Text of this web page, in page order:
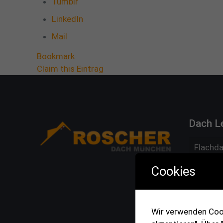
LinkedIn
Mail
Bookmark
Claim this Eintrag
Dach
Cookies
Wir verwenden